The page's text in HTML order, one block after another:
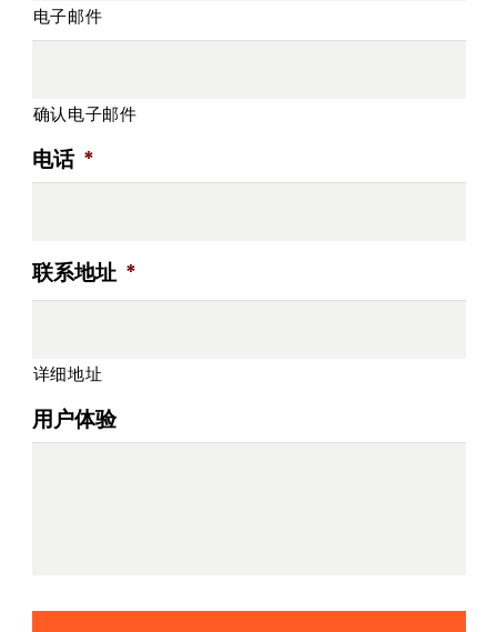
电子邮件
确认电子邮件
电话 *
联系地址 *
详细地址
用户体验